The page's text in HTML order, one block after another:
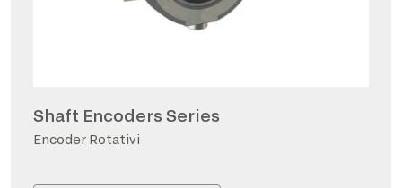
Shaft Encoders Series
Encoder Rotativi